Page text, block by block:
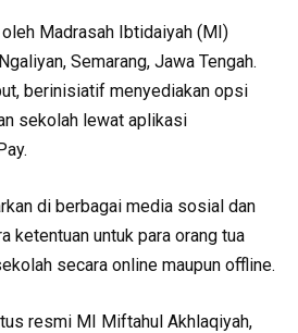
Madrasah Ibtidaiyah (MI)
Semarang, Jawa Tengah.
berinisiatif menyediakan opsi
sekolah lewat aplikasi
di berbagai media sosial dan
ketentuan untuk para orang tua
secara online maupun offline.
resmi MI Miftahul Akhlaqiyah,